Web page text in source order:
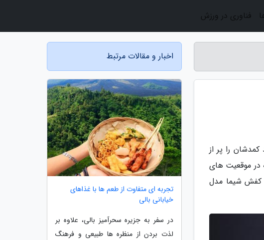
کمدشان را پر از
در موقعیت های
کفش شیما مدل
اخبار و مقالات مرتبط
تجربه ای متفاوت از طعم ها با غذاهای
خیابانی بالی
در سفر به جزیره سحرآمیز بالی، علاوه بر
لذت بردن از منظره ها طبیعی و فرهنگ
فناوری در ورزش